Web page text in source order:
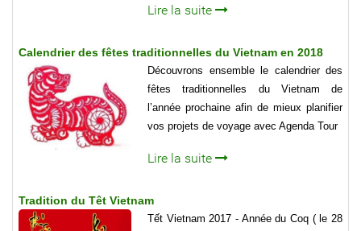
Lire la suite
Calendrier des fêtes traditionnelles du Vietnam en 2018
Découvrons ensemble le calendrier des
fêtes traditionnelles du Vietnam de
l’année prochaine afin de mieux planifier
vos projets de voyage avec Agenda Tour
Lire la suite
Tradition du Têt Vietnam
Tết Vietnam 2017 - Année du Coq ( le 28